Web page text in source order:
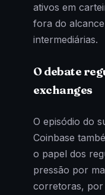
ativos em
fora do
intermediárias.
O debate
exchanges
O episódio do
Coinbase
o papel dos
pressão por
corretoras, por